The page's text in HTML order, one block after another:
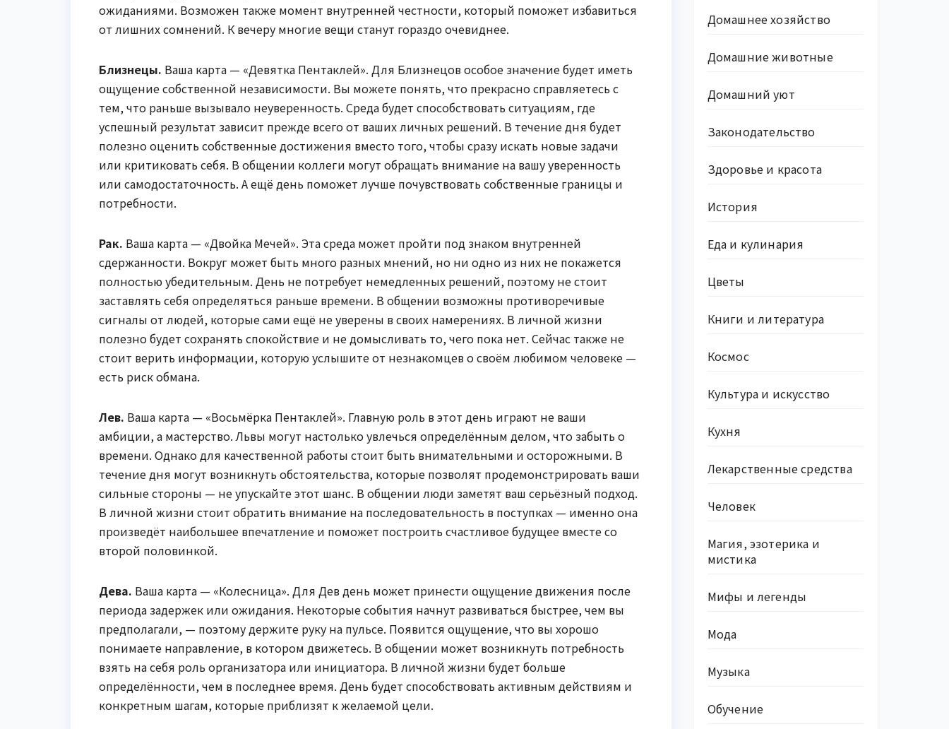
ожиданиями. Возможен также момент внутренней честности, который поможет избавиться
от лишних сомнений. К вечеру многие вещи станут гораздо очевиднее.
Близнецы. Ваша карта — «Девятка Пентаклей». Для Близнецов особое значение будет иметь
ощущение собственной независимости. Вы можете понять, что прекрасно справляетесь с
тем, что раньше вызывало неуверенность. Среда будет способствовать ситуациям, где
успешный результат зависит прежде всего от ваших личных решений. В течение дня будет
полезно оценить собственные достижения вместо того, чтобы сразу искать новые задачи
или критиковать себя. В общении коллеги могут обращать внимание на вашу уверенность
или самодостаточность. А ещё день поможет лучше почувствовать собственные границы и
потребности.
Рак. Ваша карта — «Двойка Мечей». Эта среда может пройти под знаком внутренней
сдержанности. Вокруг может быть много разных мнений, но ни одно из них не покажется
полностью убедительным. День не потребует немедленных решений, поэтому не стоит
заставлять себя определяться раньше времени. В общении возможны противоречивые
сигналы от людей, которые сами ещё не уверены в своих намерениях. В личной жизни
полезно будет сохранять спокойствие и не домысливать то, чего пока нет. Сейчас также не
стоит верить информации, которую услышите от незнакомцев о своём любимом человеке —
есть риск обмана.
Лев. Ваша карта — «Восьмёрка Пентаклей». Главную роль в этот день играют не ваши
амбиции, а мастерство. Львы могут настолько увлечься определённым делом, что забыть о
времени. Однако для качественной работы стоит быть внимательными и осторожными. В
течение дня могут возникнуть обстоятельства, которые позволят продемонстрировать ваши
сильные стороны — не упускайте этот шанс. В общении люди заметят ваш серьёзный подход.
В личной жизни стоит обратить внимание на последовательность в поступках — именно она
произведёт наибольшее впечатление и поможет построить счастливое будущее вместе со
второй половинкой.
Дева. Ваша карта — «Колесница». Для Дев день может принести ощущение движения после
периода задержек или ожидания. Некоторые события начнут развиваться быстрее, чем вы
предполагали, — поэтому держите руку на пульсе. Появится ощущение, что вы хорошо
понимаете направление, в котором движетесь. В общении может возникнуть потребность
взять на себя роль организатора или инициатора. В личной жизни будет больше
определённости, чем в последнее время. День будет способствовать активным действиям и
конкретным шагам, которые приблизят к желаемой цели.
Домашнее хозяйство
Домашние животные
Домашний уют
Законодательство
Здоровье и красота
История
Еда и кулинария
Цветы
Книги и литература
Космос
Культура и искусство
Кухня
Лекарственные средства
Человек
Магия, эзотерика и
мистика
Мифы и легенды
Мода
Музыка
Обучение